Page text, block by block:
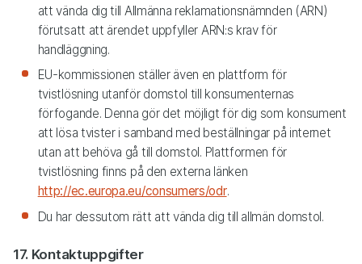
att vända dig till Allmänna reklamationsnämnden (ARN)
förutsatt att ärendet uppfyller ARN:s krav för
handläggning.
EU-kommissionen ställer även en plattform för
tvistlösning utanför domstol till konsumenternas
förfogande. Denna gör det möjligt för dig som konsument
att lösa tvister i samband med beställningar på internet
utan att behöva gå till domstol. Plattformen för
tvistlösning finns på den externa länken
http://ec.europa.eu/consumers/odr.
Du har dessutom rätt att vända dig till allmän domstol.
17. Kontaktuppgifter